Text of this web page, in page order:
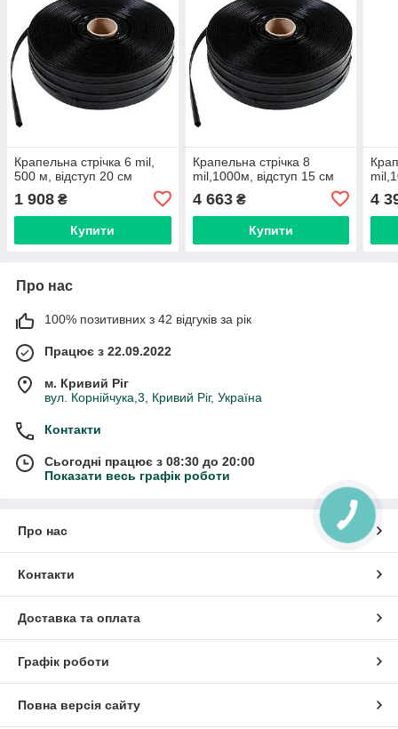
Крапельна стрічка 6 mil,
500 м, відступ 20 см
1 908 ₴
Купити
Крапельна стрічка 8
mil,1000м, відступ 15 см
4 663₴
Купити
4
Про нас
100% позитивних з 42 відгуків за рік
Працює з 22.09.2022
м. Кривий Ріг
вул. Корнійчука,3, Кривий Ріг, Україна
Контакти
Сьогодні працює з 08:30 до 20:00
Показати весь графік роботи
Про нас
Контакти
Доставка та оплата
Графік роботи
Повна версія сайту